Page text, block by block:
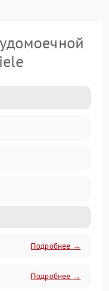
Подробнее →
Подробнее →